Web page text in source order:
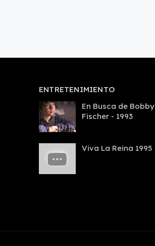
ENTRETENIMIENTO
En Busca de Bobby
Fischer - 1993
Viva La Reina 1995